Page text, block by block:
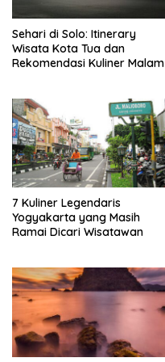
Sehari di Solo: Itinerary
Wisata Kota Tua dan
Rekomendasi Kuliner Malam
7 Kuliner Legendaris
Yogyakarta yang Masih
Ramai Dicari Wisatawan